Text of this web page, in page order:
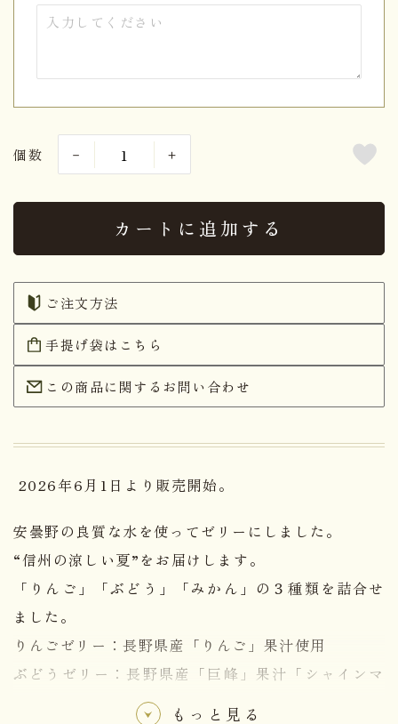
個数
カートに追加する
ご注文方法
手提げ袋はこちら
この商品に関するお問い合わせ
2026年6月1日より販売開始。
安曇野の良質な水を使ってゼリーにしました。
“信州の涼しい夏”をお届けします。
「りんご」「ぶどう」「みかん」の３種類を詰合せ
ました。
りんごゼリー：長野県産「りんご」果汁使用
ぶどうゼリー：長野県産「巨峰」果汁「シャインマ
スカット」果汁をミックス
もっと見る